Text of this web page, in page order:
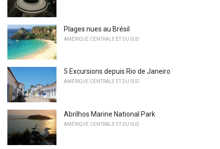
Plages nues au Brésil
AMÉRIQUE CENTRALE ET DU SUD
5 Excursions depuis Rio de Janeiro
AMÉRIQUE CENTRALE ET DU SUD
Abrilhos Marine National Park
AMÉRIQUE CENTRALE ET DU SUD